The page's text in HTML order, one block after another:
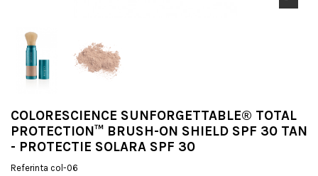
COLORESCIENCE SUNFORGETTABLE® TOTAL
PROTECTION™ BRUSH-ON SHIELD SPF 30 TAN
- PROTECTIE SOLARA SPF 30
Referinta col-06